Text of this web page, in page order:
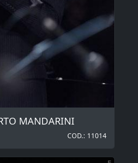
MANDARINI
COD.: 11014